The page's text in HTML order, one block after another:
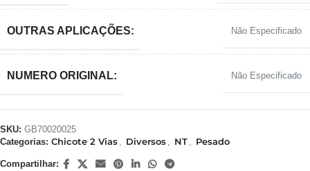
OUTRAS APLICAÇÕES: Não Especificado
NUMERO ORIGINAL: Não Especificado
SKU: GB70020025
Categorias: Chicote 2 Vias Diversos NT Pesado
Compartilhar: